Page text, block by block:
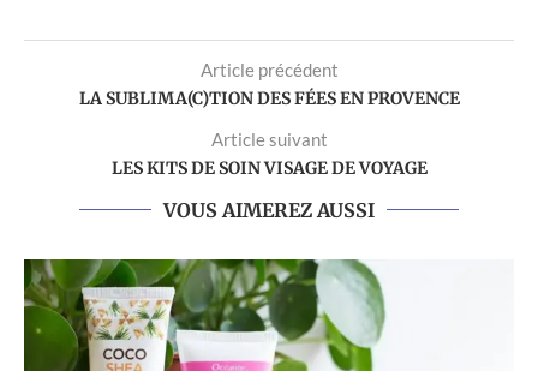
Article précédent
LA SUBLIMA(C)TION DES FÉES EN PROVENCE
Article suivant
LES KITS DE SOIN VISAGE DE VOYAGE
VOUS AIMEREZ AUSSI